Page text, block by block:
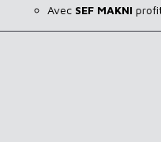
Avec SEF MAKNI